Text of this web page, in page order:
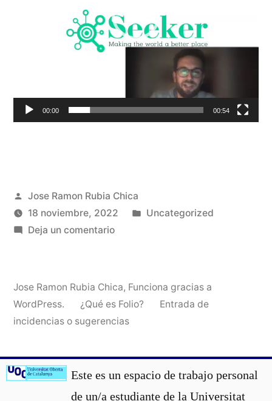
00:00 00:54
Publicado
por
Jose Ramon Rubia Chica
18 noviembre, 2022
Publicado
Uncategorized
Deja un comentarioen
Jose Ramon Rubia Chica, Funciona gracias a
WordPress.
¿Qué es Folio?
Entrada de
incidencias o sugerencias
Este es un espacio de trabajo personal
de un/a estudiante de la Universitat